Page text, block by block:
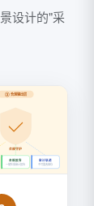
设计的"采
③ 合规输出层
合规守护
合规报告
一键生成审计报告
审计轨迹
不可篡改留存